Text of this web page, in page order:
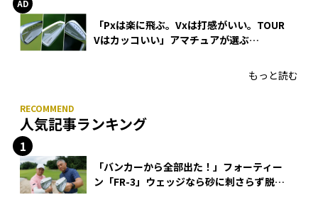
「Pxは楽に飛ぶ。Vxは打感がいい。TOUR
Vはカッコいい」アマチュアが選ぶ
もっと読む
人気記事ランキング
「バンカーから全部出た！」フォーティー
ン「FR-3」ウェッジなら砂に刺さらず脱出